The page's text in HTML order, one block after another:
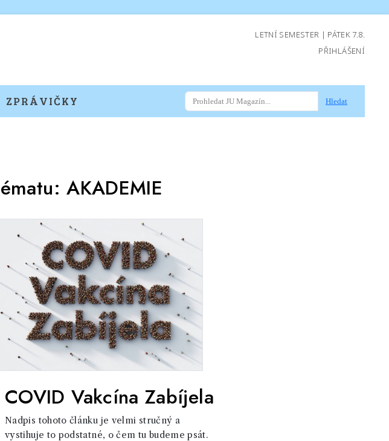
LETNÍ SEMESTER | PÁTEK 7.8.
PŘIHLÁŠENÍ
ZPRÁVIČKY Hledat
AKADEMIE
COVID Vakcína Zabíjela
Nadpis tohoto článku je velmi stručný a
vystihuje to podstatné, o čem tu budeme psát.